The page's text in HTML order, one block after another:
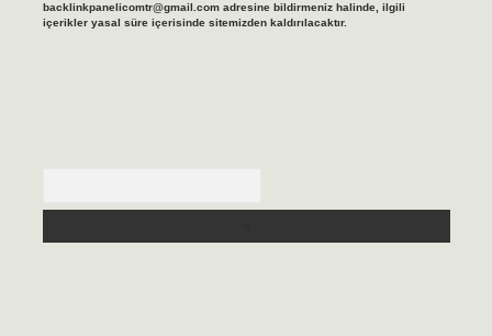
backlinkpanelicomtr@gmail.comadresine bildirmeniz halinde, ilgili
içerikler yasal süre içerisinde sitemizden kaldırılacaktır.